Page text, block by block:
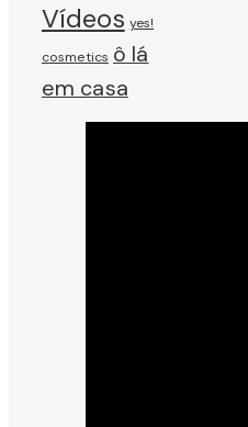
Vídeos yes!
cosmetics ô lá
em casa